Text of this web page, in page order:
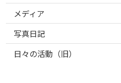
メディア
写真日記
日々の活動（旧）